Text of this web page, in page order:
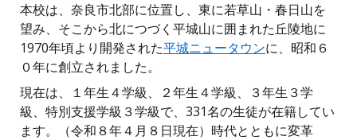
本校は、奈良市北部に位置し、東に若草山・春日山を
望み、そこから北につづく平城山に囲まれた丘陵地に
1970年頃より開発された平城ニュータウンに、昭和６
０年に創立されました。
現在は、１年生４学級、２年生４学級、３年生３学
級、特別支援学級３学級で、331名の生徒が在籍してい
ます。（令和８年４月８日現在）時代とともに変革